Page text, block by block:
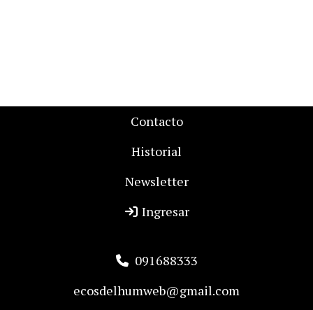
Contacto
Historial
Newsletter
Ingresar
091688333
ecosdelhumweb@gmail.com